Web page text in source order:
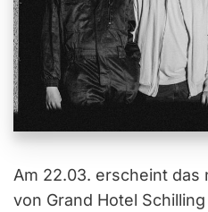
Am 22.03. erscheint das
von Grand Hotel